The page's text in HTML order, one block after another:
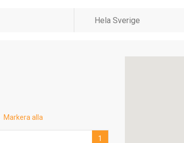
Markera alla
1